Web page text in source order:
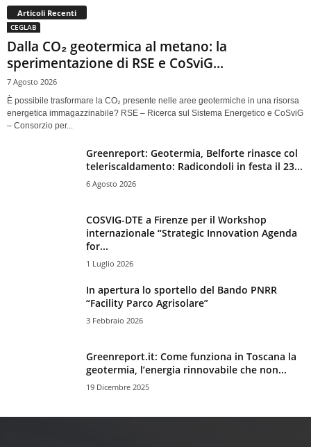
Articoli Recenti
CEGLAB
Dalla CO₂ geotermica al metano: la
sperimentazione di RSE e CoSviG...
7 Agosto 2026
È possibile trasformare la CO₂ presente nelle aree geotermiche in una risorsa
energetica immagazzinabile? RSE – Ricerca sul Sistema Energetico e CoSviG
– Consorzio per...
Greenreport: Geotermia, Belforte rinasce col
teleriscaldamento: Radicondoli in festa il 23...
6 Agosto 2026
COSVIG-DTE a Firenze per il Workshop
internazionale “Strategic Innovation Agenda
for...
1 Luglio 2026
In apertura lo sportello del Bando PNRR
“Facility Parco Agrisolare”
3 Febbraio 2026
Greenreport.it: Come funziona in Toscana la
geotermia, l’energia rinnovabile che non...
19 Dicembre 2025